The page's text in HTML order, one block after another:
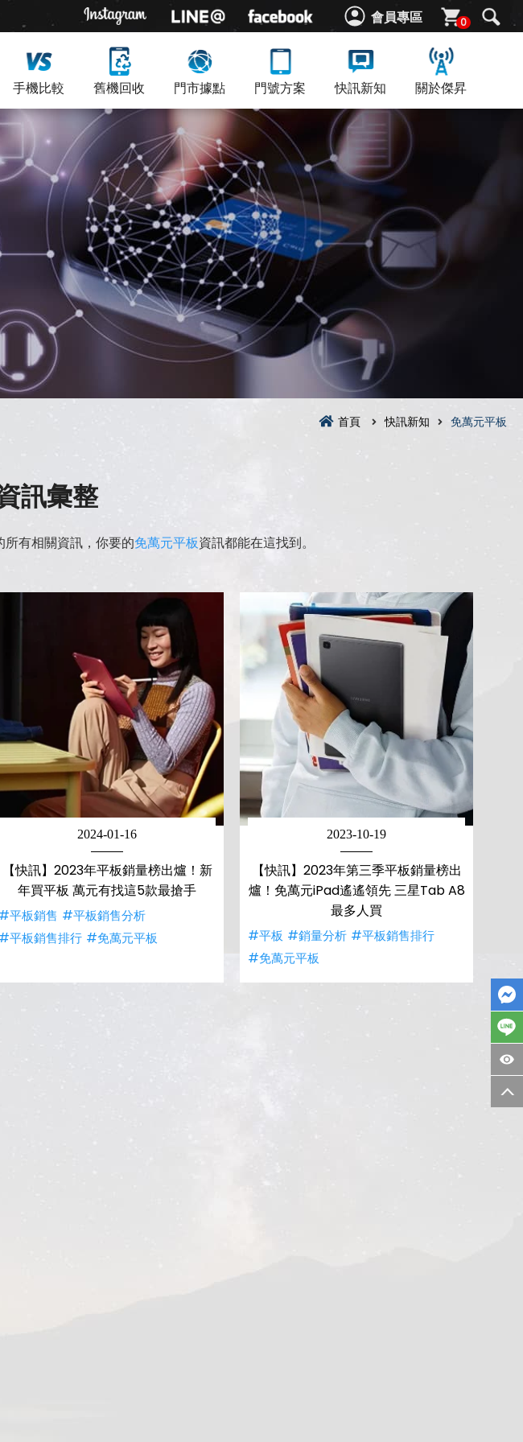
會員專區 0
手機比較 舊機回收 門市據點 門號方案 快訊新知 關於傑昇
首頁 快訊新知 免萬元平板
訊彙整
所有相關資訊，你要的免萬元平板資訊都能在這找到。
2024-01-16
【快訊】2023年平板銷量榜出爐！新
年買平板 萬元有找這5款最搶手
#平板銷售 #平板銷售分析
#平板銷售排行 #免萬元平板
2023-10-19
【快訊】2023年第三季平板銷量榜出
爐！免萬元iPad遙遙領先 三星Tab A8
最多人買
#平板 #銷量分析 #平板銷售排行
#免萬元平板